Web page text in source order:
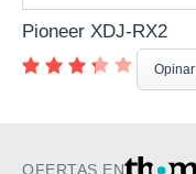
Pioneer XDJ-RX2
Opinar
OFERTAS EN